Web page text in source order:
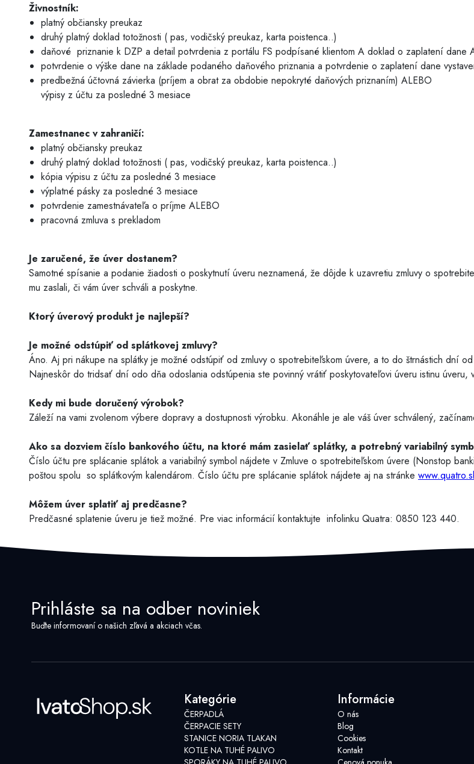
Živnostník:
platný občiansky preukaz
druhý platný doklad totožnosti ( pas, vodičský preukaz, karta poistenca..)
daňové priznanie k DZP a detail potvrdenia z portálu FS podpísané klientom A doklad o zaplatení dane
potvrdenie o výške dane na základe podaného daňového priznania a potvrdenie o zaplatení dane
predbežná účtovná závierka (príjem a obrat za obdobie nepokryté daňových priznaním) ALEBO
výpisy z účtu za posledné 3 mesiace
Zamestnanec v zahraničí:
platný občiansky preukaz
druhý platný doklad totožnosti ( pas, vodičský preukaz, karta poistenca..)
kópia výpisu z účtu za posledné 3 mesiace
výplatné pásky za posledné 3 mesiace
potvrdenie zamestnávateľa o príjme ALEBO
pracovná zmluva s prekladom
Je zaručené, že úver dostanem?
Samotné spísanie a podanie žiadosti o poskytnutí úveru neznamená, že dôjde k uzavretiu zmluvy o
mu zaslali, či vám úver schváli a poskytne.
Ktorý úverový produkt je najlepší?
Je možné odstúpiť od splátkovej zmluvy?
Áno. Aj pri nákupe na splátky je možné odstúpiť od zmluvy o spotrebiteľskom úvere, a to do štrnástich dní
Najneskôr do tridsať dní odo dňa odoslania odstúpenia ste povinný vrátiť poskytovateľovi úveru istinu
Kedy mi bude doručený výrobok?
Záleží na vami zvolenom výbere dopravy a dostupnosti výrobku. Akonáhle je ale váš úver schválený,
Ako sa dozviem číslo bankového účtu, na ktoré mám zasielať splátky, a potrebný variabilný
Číslo účtu pre splácanie splátok a variabilný symbol nájdete v Zmluve o spotrebiteľskom úvere (Nonstop
poštou spolu so splátkovým kalendárom. Číslo účtu pre splácanie splátok nájdete aj na stránke
Môžem úver splatiť aj predčasne?
Predčasné splatenie úveru je tiež možné. Pre viac informácií kontaktujte infolinku Quatra: 0850 123 440.
Prihláste sa na odber noviniek
Buďte informovaní o našich zľavá a akciach včas.
Kategórie
ČERPADLÁ
ČERPACIE SETY
STANICE NORIA TLAKAN
KOTLE NA TUHÉ PALIVO
Informácie
O nás
Blog
Cookies
Kontakt